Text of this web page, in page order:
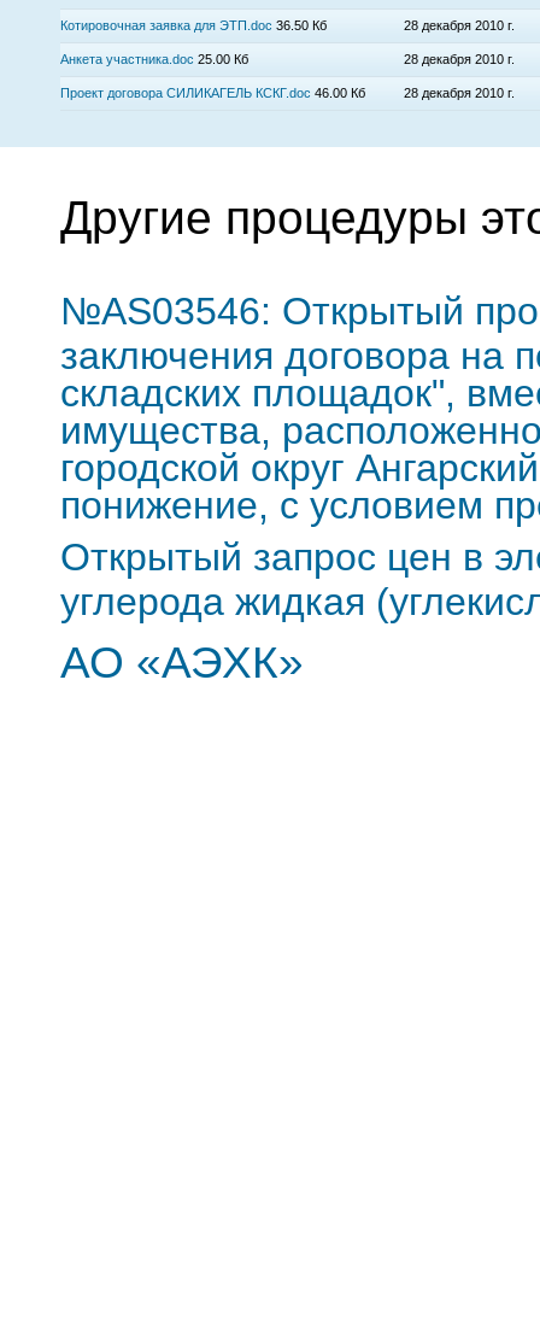
Котировочная заявка для ЭТП.doc 36.50 Кб 28 декабря 2010 г.
Анкета участника.doc 25.00 Кб 28 декабря 2010 г.
Проект договора СИЛИКАГЕЛЬ КСКГ.doc 46.00 Кб 28 декабря 2010 г.
Другие процедуры
№AS03546: Открытый
заключения договора на
складских площадок",
имущества,
городской округ
понижение, с условием
Открытый запрос цен в
углерода жидкая
АО «АЭХК»